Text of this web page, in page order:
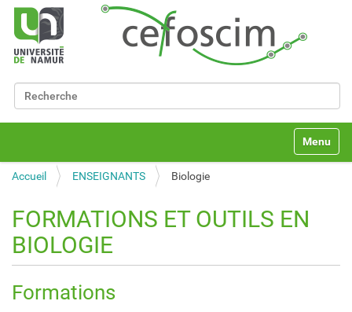
Chercher par
v
Toggle
Accueil ENSEIGNANTS Biologie
FORMATIONS ET OUTILS EN
BIOLOGIE
Formations